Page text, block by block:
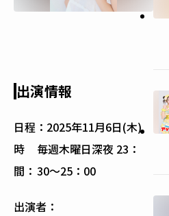
出演情報
日程： 2025年11月6日(木)
時
間：
毎週木曜日深夜 23：
30〜25：00
出演者：